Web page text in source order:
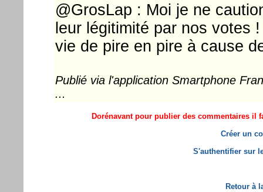
@GrosLap : Moi je ne
leur légitimité par nos votes
vie de pire en pire à cause
Publié via l'application Smartphone
...
Dorénavant pour publier des commentaires il
Créer un
S'authentifier sur
Retour à